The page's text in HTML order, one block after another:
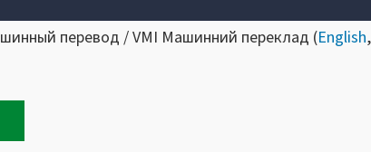
перевод / VMI Машинний переклад (English,